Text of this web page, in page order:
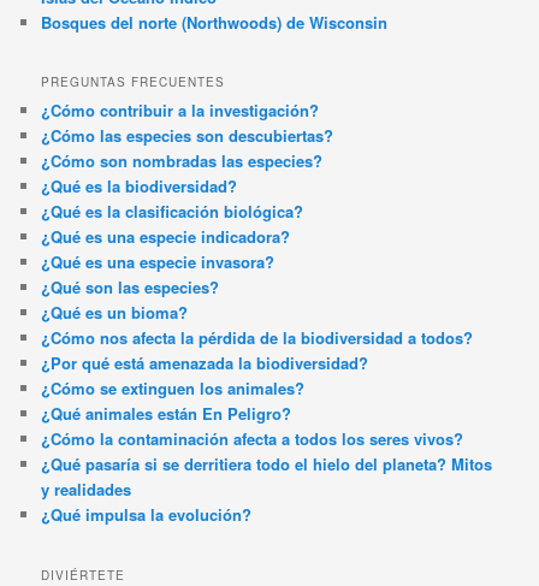
Bosques del norte (Northwoods) de Wisconsin
PREGUNTAS FRECUENTES
¿Cómo contribuir a la investigación?
¿Cómo las especies son descubiertas?
¿Cómo son nombradas las especies?
¿Qué es la biodiversidad?
¿Qué es la clasificación biológica?
¿Qué es una especie indicadora?
¿Qué es una especie invasora?
¿Qué son las especies?
¿Qué es un bioma?
¿Cómo nos afecta la pérdida de la biodiversidad a todos?
¿Por qué está amenazada la biodiversidad?
¿Cómo se extinguen los animales?
¿Qué animales están En Peligro?
¿Cómo la contaminación afecta a todos los seres vivos?
¿Qué pasaría si se derritiera todo el hielo del planeta? Mitos
y realidades
¿Qué impulsa la evolución?
DIVIÉRTETE